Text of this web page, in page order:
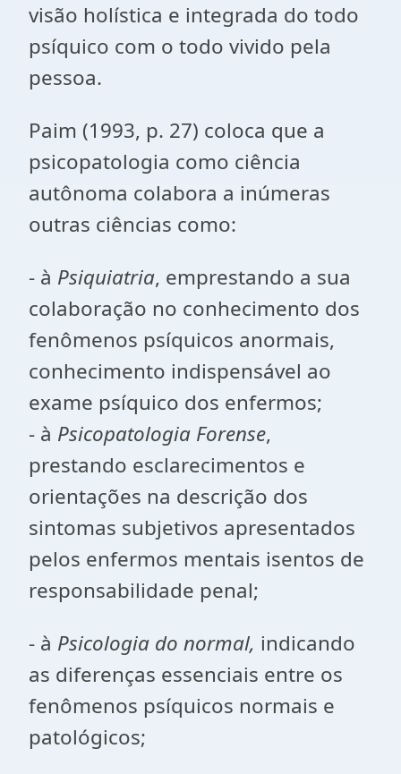
visão holística e integrada do todo
psíquico com o todo vivido pela
pessoa.
Paim (1993, p. 27) coloca que a
psicopatologia como ciência
autônoma colabora a inúmeras
outras ciências como:
- à Psiquiatria, emprestando a sua
colaboração no conhecimento dos
fenômenos psíquicos anormais,
conhecimento indispensável ao
exame psíquico dos enfermos;
- à Psicopatologia Forense,
prestando esclarecimentos e
orientações na descrição dos
sintomas subjetivos apresentados
pelos enfermos mentais isentos de
responsabilidade penal;
- à Psicologia do normal, indicando
as diferenças essenciais entre os
fenômenos psíquicos normais e
patológicos;